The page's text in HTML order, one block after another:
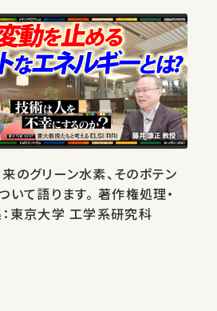
のグリーン水素、そのポテン
ります。 著作権処理・
東京大学 工学系研究科